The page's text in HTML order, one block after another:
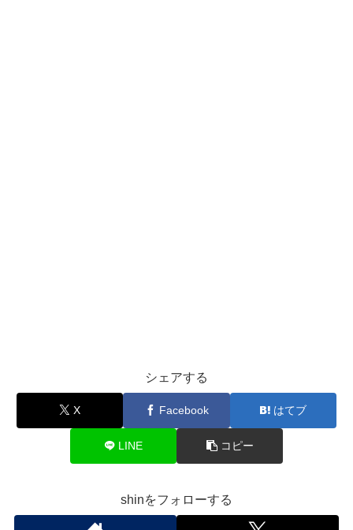
シェアする
X Facebook はてブ
LINE コピー
shinをフォローする